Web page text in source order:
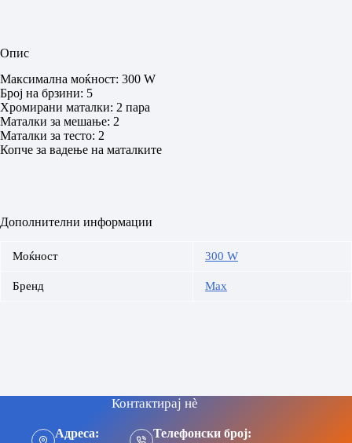
Опис
Максимална моќност: 300 W
Број на брзини: 5
Хромирани маталки: 2 пара
Mаталки за мешање: 2
Маталки за тесто: 2
Копче за вадење на маталките
Дополнителни информации
Моќност 300 W
Бренд Max
Контактирај нè
Адреса:
Телефонски број: